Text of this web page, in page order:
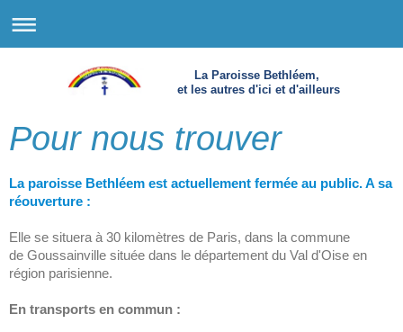
La Paroisse Bethléem,
et les autres d'ici et d'ailleurs
Pour nous trouver
La paroisse Bethléem est actuellement fermée au public. A sa
réouverture :
Elle se situera à 30 kilomètres de Paris, dans la commune
de Goussainville située dans le département du Val d'Oise en
région parisienne.
En transports en commun :